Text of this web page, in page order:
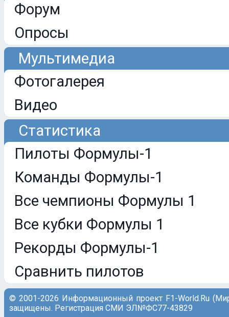
Форум
Опросы
Мультимедиа
Фотогалерея
Видео
Статистика
Пилоты Формулы-1
Команды Формулы-1
Все чемпионы Формулы 1
Все кубки Формулы 1
Рекорды Формулы-1
Сравнить пилотов
© 2001-2026 Информационный проект F1-World.Ru
защищены. Регистрация СМИ ЭЛ№ФС77-43829